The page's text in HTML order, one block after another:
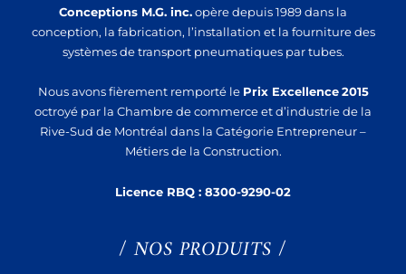
Conceptions M.G. inc.opère depuis 1989 dans la
conception, la fabrication, l’installation et la fourniture des
systèmes de transport pneumatiques par tubes.
Nous avons fièrement remporté le Prix Excellence 2015
octroyé par la Chambre de commerce et d’industrie de la
Rive-Sud de Montréal dans la Catégorie Entrepreneur –
Métiers de la Construction.
Licence RBQ : 8300-9290-02
/ NOS PRODUITS /